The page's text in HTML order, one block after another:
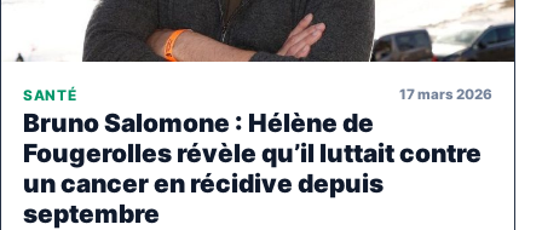
SANTÉ 17 mars 2026
Bruno Salomone : Hélène de
Fougerolles révèle qu’il luttait contre
un cancer en récidive depuis
septembre